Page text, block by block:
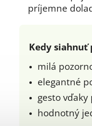
príjemne
Kedy siahnuť
milá
elegantné
gesto
hodnotný